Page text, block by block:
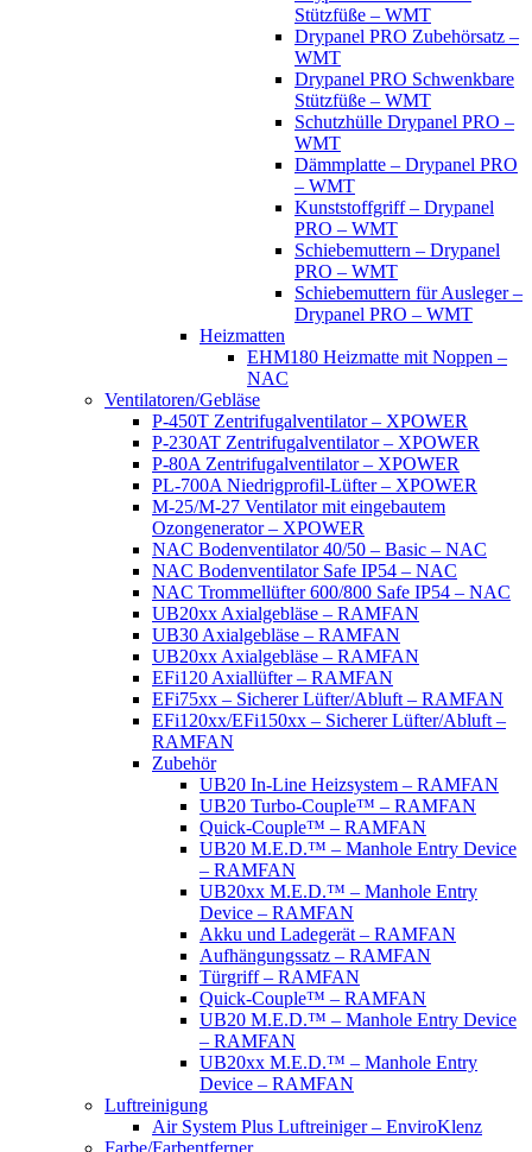
Stützfüße – WMT
Drypanel PRO Zubehörsatz –
WMT
Drypanel PRO Schwenkbare
Stützfüße – WMT
Schutzhülle Drypanel PRO –
WMT
Dämmplatte – Drypanel PRO
– WMT
Kunststoffgriff – Drypanel
PRO – WMT
Schiebemuttern – Drypanel
PRO – WMT
Schiebemuttern für Ausleger –
Drypanel PRO – WMT
Heizmatten
EHM180 Heizmatte mit Noppen –
NAC
Ventilatoren/Gebläse
P-450T Zentrifugalventilator – XPOWER
P-230AT Zentrifugalventilator – XPOWER
P-80A Zentrifugalventilator – XPOWER
PL-700A Niedrigprofil-Lüfter – XPOWER
M-25/M-27 Ventilator mit eingebautem
Ozongenerator – XPOWER
NAC Bodenventilator 40/50 – Basic – NAC
NAC Bodenventilator Safe IP54 – NAC
NAC Trommellüfter 600/800 Safe IP54 – NAC
UB20xx Axialgebläse – RAMFAN
UB30 Axialgebläse – RAMFAN
UB20xx Axialgebläse – RAMFAN
EFi120 Axiallüfter – RAMFAN
EFi75xx – Sicherer Lüfter/Abluft – RAMFAN
EFi120xx/EFi150xx – Sicherer Lüfter/Abluft –
RAMFAN
Zubehör
UB20 In-Line Heizsystem – RAMFAN
UB20 Turbo-Couple™ – RAMFAN
Quick-Couple™ – RAMFAN
UB20 M.E.D.™ – Manhole Entry Device
– RAMFAN
UB20xx M.E.D.™ – Manhole Entry
Device – RAMFAN
Akku und Ladegerät – RAMFAN
Aufhängungssatz – RAMFAN
Türgriff – RAMFAN
Quick-Couple™ – RAMFAN
UB20 M.E.D.™ – Manhole Entry Device
– RAMFAN
UB20xx M.E.D.™ – Manhole Entry
Device – RAMFAN
Luftreinigung
Air System Plus Luftreiniger – EnviroKlenz
Farbe/Farbentferner